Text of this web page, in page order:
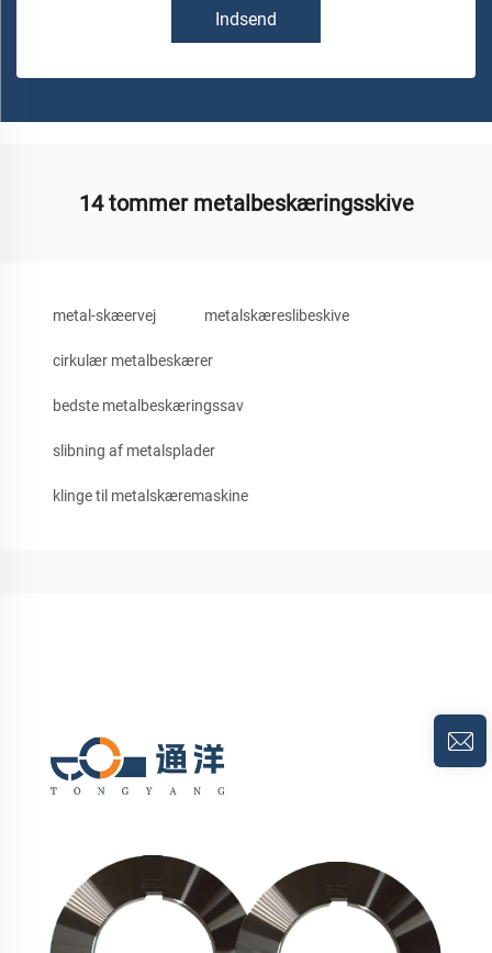
Indsend
14 tommer metalbeskæringsskive
metal-skæervej metalskæreslibeskive
cirkulær metalbeskærer
bedste metalbeskæringssav
slibning af metalsplader
klinge til metalskæremaskine